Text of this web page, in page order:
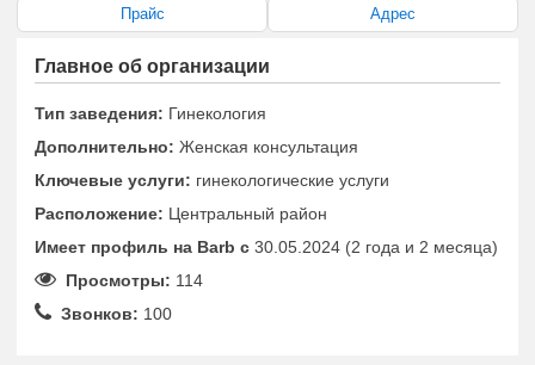
Прайс Адрес
Главное об организации
Тип заведения: Гинекология
Дополнительно: Женская консультация
Ключевые услуги: гинекологические услуги
Расположение: Центральный район
Имеет профиль на Barb c 30.05.2024 (2 года и 2 месяца)
Просмотры: 114
Звонков: 100